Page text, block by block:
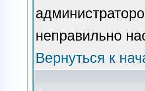
неправильно
Вернуться к